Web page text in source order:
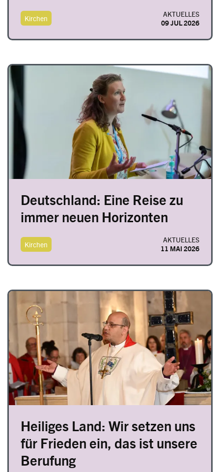
Kirchen
AKTUELLES
09 JUL 2026
Image
Deutschland: Eine Reise zu
immer neuen Horizonten
Kirchen
AKTUELLES
11 MAI 2026
Image
Heiliges Land: Wir setzen uns
für Frieden ein, das ist unsere
Berufung